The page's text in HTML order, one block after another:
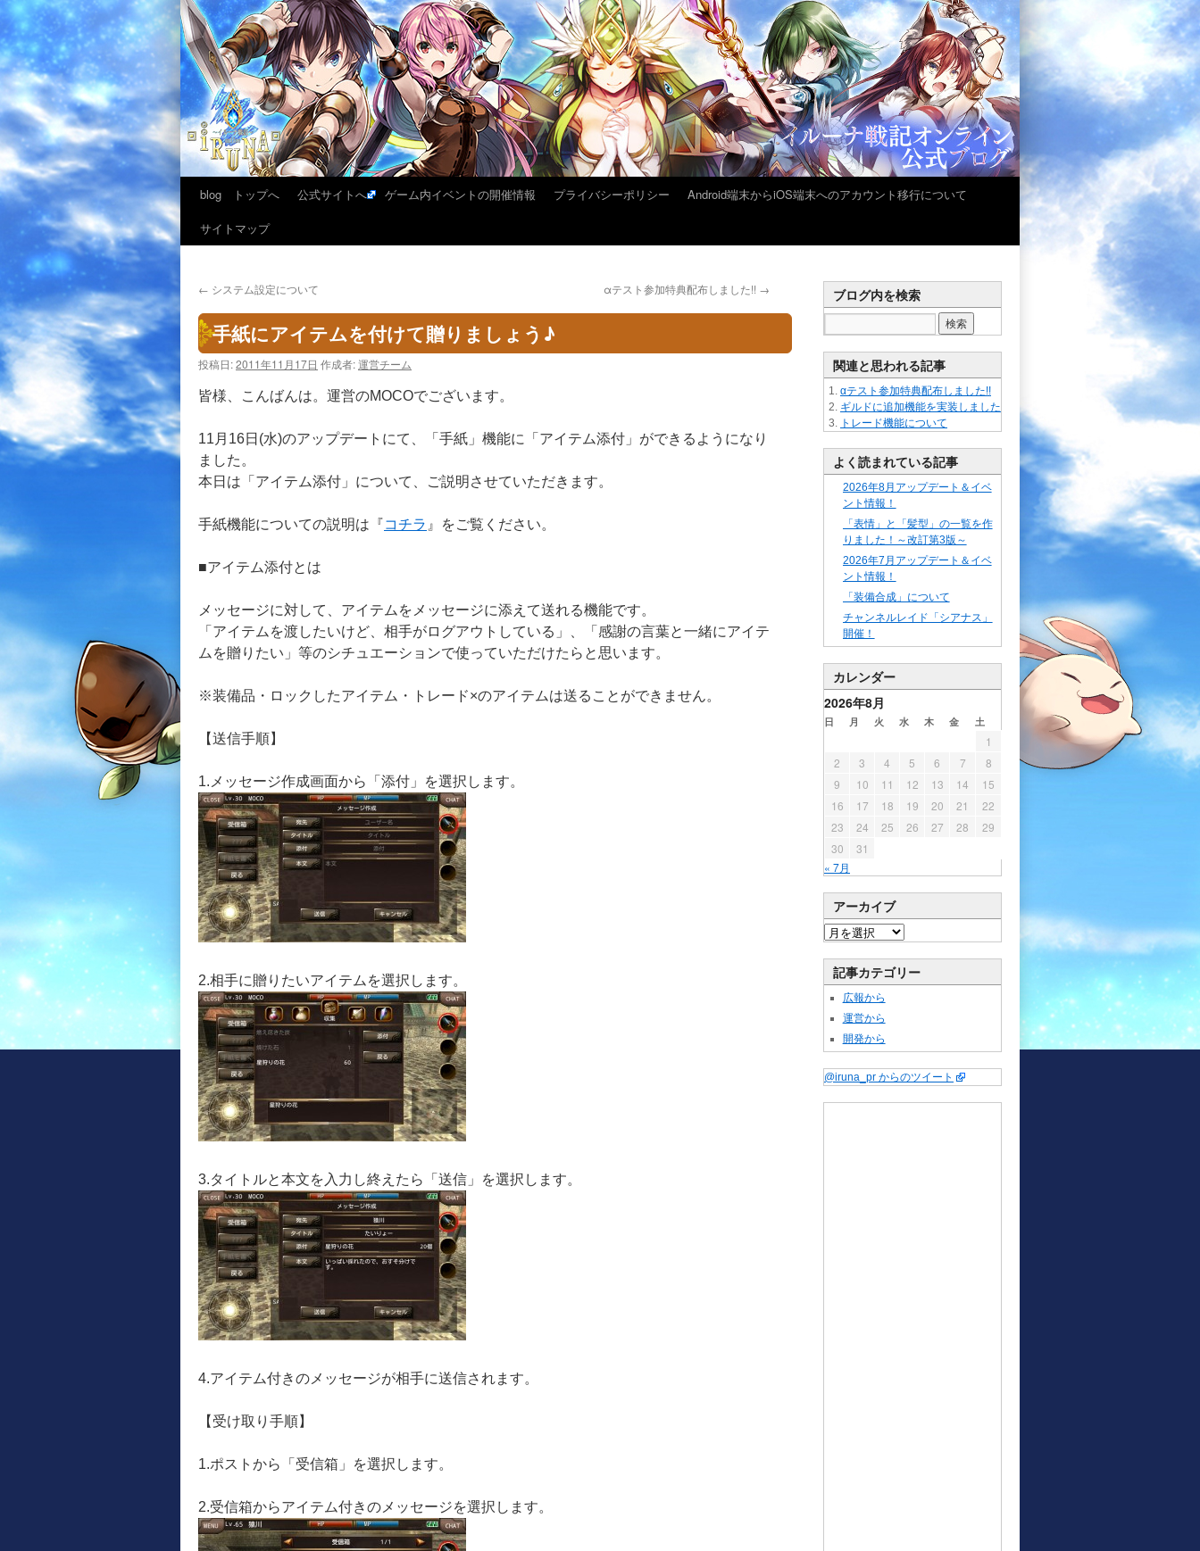
blog トップへ 公式サイトへ ゲーム内イベントの開催情報 プライバシーポリシー
Android端末からiOS端末へのアカウント移行について
サイトマップ
← システム設定について αテスト参加特典配布しました!! →
手紙にアイテムを付けて贈りましょう♪
投稿日:2011年11月17日 作成者:運営チーム
皆様、こんばんは。運営のMOCOでございます。
11月16日(水)のアップデートにて、「手紙」機能に「アイテム添付」ができるようになり
ました。
本日は「アイテム添付」について、ご説明させていただきます。
手紙機能についての説明は『コチラ 』をご覧ください。
■アイテム添付とは
メッセージに対して、アイテムをメッセージに添えて送れる機能です。
「アイテムを渡したいけど、相手がログアウトしている」、「感謝の言葉と一緒にアイテ
ムを贈りたい」等のシチュエーションで使っていただけたらと思います。
※装備品・ロックしたアイテム・トレード×のアイテムは送ることができません。
【送信手順】
1.メッセージ作成画面から「添付」を選択します。
2.相手に贈りたいアイテムを選択します。
3.タイトルと本文を入力し終えたら「送信」を選択します。
4.アイテム付きのメッセージが相手に送信されます。
【受け取り手順】
1.ポストから「受信箱」を選択します。
2.受信箱からアイテム付きのメッセージを選択します。
ブログ内を検索
関連と思われる記事
αテスト参加特典配布しました!!
ギルドに追加機能を実装しました
トレード機能について
よく読まれている記事
2026年8月アップデート＆イベ
ント情報！
「表情」と「髪型」の一覧を作
りました！～改訂第3版～
2026年7月アップデート＆イベ
ント情報！
「装備合成」について
チャンネルレイド「シアナス」
開催！
カレンダー
2026年8月
日 月 火 水 木 金 土
« 7月
1
2
3 4 5 6 7
8
9
10 11 12 13 14
15
16
17 18 19 20 21
22
23
24 25 26 27 28
29
30
31
アーカイブ
記事カテゴリー
広報から
運営から
開発から
@iruna_pr からのツイート